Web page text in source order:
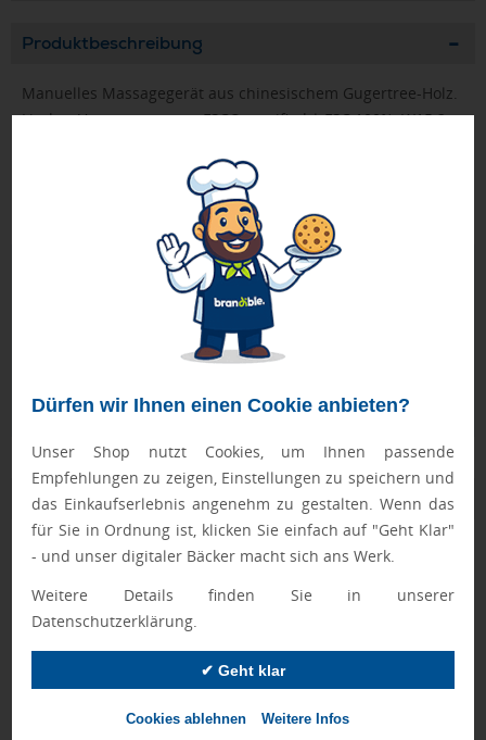
Dürfen wir Ihnen einen Cookie anbieten?
Unser Shop nutzt Cookies, um Ihnen passende
Empfehlungen zu zeigen, Einstellungen zu speichern und
das Einkaufserlebnis angenehm zu gestalten. Wenn das
für Sie in Ordnung ist, klicken Sie einfach auf "Geht Klar"
- und unser digitaler Bäcker macht sich ans Werk.
Weitere Details finden Sie in unserer
Datenschutzerklärung.
✔ Geht klar
Cookies ablehnen Weitere Infos
Produktbeschreibung
Manuelles Massagegerät aus chinesischem Gugertree-Holz.
Lindert Verspannungen. FSC®-certified | FSC 100%, W15.2,
➤ FSC-Zertifikat (Zertifizierung durch den Hersteller)
Geprüft von Ewa
Nur Produkte, die unserenQualitätscheck
schaffen es in den Shop.Mehr erfahren
Qualitätssicherung
Zusatzinformation
Artikelnummer: 036-MO6694-40
Farbe: holz
76 g
86 g